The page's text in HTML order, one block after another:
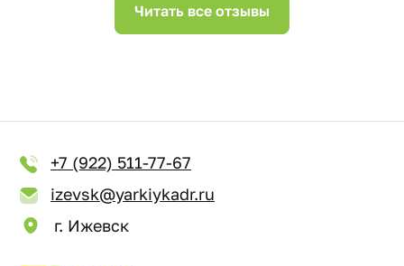
Читать все отзывы
+7 (922) 511-77-67
izevsk@yarkiykadr.ru
г. Ижевск